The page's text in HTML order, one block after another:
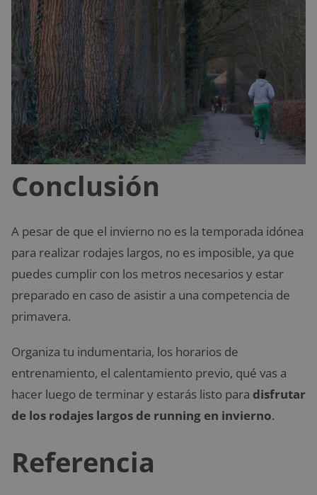
Conclusión
A pesar de que el invierno no es la temporada idónea
para realizar rodajes largos, no es imposible, ya que
puedes cumplir con los metros necesarios y estar
preparado en caso de asistir a una competencia de
primavera.
Organiza tu indumentaria, los horarios de
entrenamiento, el calentamiento previo, qué vas a
hacer luego de terminar y estarás listo para disfrutar
de los rodajes largos de running en invierno.
Referencia